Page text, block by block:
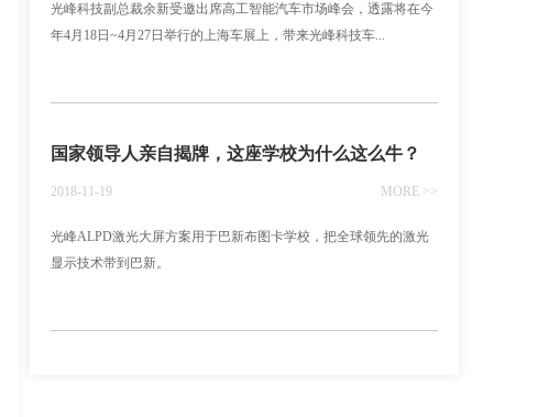
光峰科技副总裁余新受邀出席高工智能汽车市场峰会，透露将在今
年4月18日~4月27日举行的上海车展上，带来光峰科技车...
国家领导人亲自揭牌，这座学校为什么这么牛？
2018-11-19 MORE >>
光峰ALPD激光大屏方案用于巴新布图卡学校，把全球领先的激光
显示技术带到巴新。